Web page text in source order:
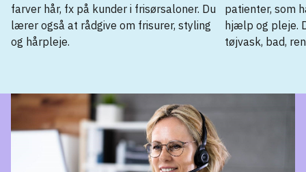
farver hår, fx på kunder i frisørsaloner. Du
lærer også at rådgive om frisurer, styling
og hårpleje.
patienter, som
hjælp og pleje.
tøjvask, bad,
Social- og sundhedsassistent